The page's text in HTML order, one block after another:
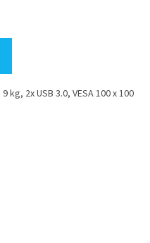
kg, 2x USB 3.0, VESA 100 x 100